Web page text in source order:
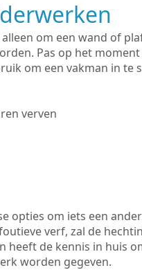
om een wand of
Pas op het
om een vakman in te
verven
opties om iets een
verf, zal de
heeft de kennis in huis
worden gegeven.